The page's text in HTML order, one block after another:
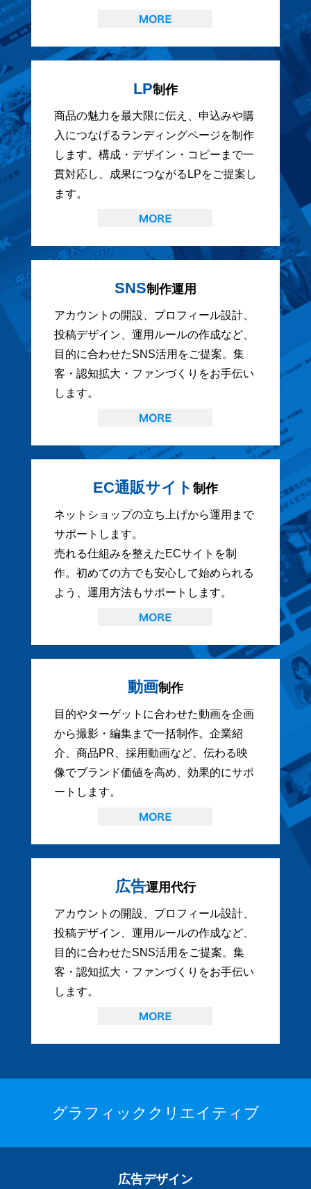
LP制作
商品の魅力を最大限に伝え、申込みや購
入につなげるランディングページを制作
します。構成・デザイン・コピーまで一
貫対応し、成果につながるLPをご提案し
ます。
SNS制作運用
アカウントの開設、プロフィール設計、
投稿デザイン、運用ルールの作成など、
目的に合わせたSNS活用をご提案。集
客・認知拡大・ファンづくりをお手伝い
します。
EC通販サイト 制作
ネットショップの立ち上げから運用まで
サポートします。
売れる仕組みを整えたECサイトを制
作。初めての方でも安心して始められる
よう、運用方法もサポートします。
動画制作
目的やターゲットに合わせた動画を企画
から撮影・編集まで一括制作。企業紹
介、商品PR、採用動画など、伝わる映
像でブランド価値を高め、効果的にサポ
ートします。
広告運用代行
アカウントの開設、プロフィール設計、
投稿デザイン、運用ルールの作成など、
目的に合わせたSNS活用をご提案。集
客・認知拡大・ファンづくりをお手伝い
します。
グラフィッククリエイティブ
広告デザイン